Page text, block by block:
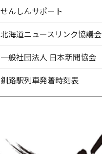
せんしんサポート
北海道ニュースリンク協議会
一般社団法人 日本新聞協会
釧路駅列車発着時刻表